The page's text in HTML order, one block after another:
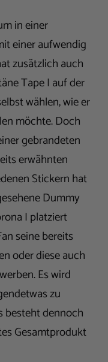
in einer
einer aufwendig
zusätzlich auch
Tape I auf der
wählen, wie er
möchte. Doch
gebrandeten
erwähnten
Stickern hat
Dummy
I platziert
seine bereits
oder diese auch
Es wird
zu
besteht dennoch
Gesamtprodukt